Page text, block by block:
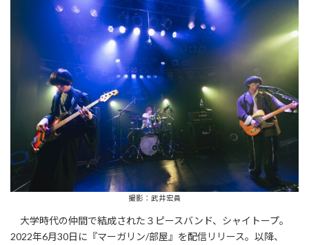
撮影：武井宏員
大学時代の仲間で結成された３ピースバンド、シャイトープ。
2022年6月30日に『マーガリン/部屋』を配信リリース。以降、